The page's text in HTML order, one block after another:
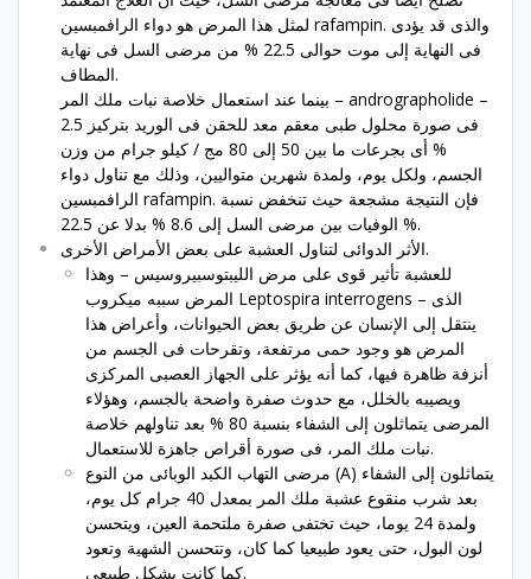
لمثل هذا المرض هو دواء الرافمبسين rafampin. والذى قد يؤدى
فى النهاية إلى موت حوالى 22.5 % من مرضى السل فى نهاية
المطاف.
بينما عند استعمال خلاصة نبات ملك المر – andrographolide –
فى صورة محلول طبى معقم معد للحقن فى الوريد بتركيز 2.5
% أى بجرعات ما بين 50 إلى 80 مج / كيلو جرام من وزن
الجسم، ولكل يوم، ولمدة شهرين متواليين، وذلك مع تناول دواء
الرافمبسين rafampin. فإن النتيجة مشجعة حيث تنخفض نسبة
الوفيات بين مرضى السل إلى 8.6 % بدلا عن 22.5 %.
الأثر الدوائى لتناول العشبة على بعض الأمراض الأخرى.
للعشبة تأثير قوى على مرض الليبتوسبيروسيس – وهذا
المرض سببه ميكروب Leptospira interrogens – الذى
ينتقل إلى الإنسان عن طريق بعض الحيوانات، وأعراض هذا
المرض هو وجود حمى مرتفعة، وتقرحات فى الجسم من
أنزفة ظاهرة فيها، كما أنه يؤثر على الجهاز العصبى المركزى
ويصيبه بالخلل، مع حدوث صفرة واضحة بالجسم، وهؤلاء
المرضى يتماثلون إلى الشفاء بنسبة 80 % بعد تناولهم خلاصة
نبات ملك المر، فى صورة أقراص جاهزة للاستعمال.
مرضى التهاب الكبد الوبائى من النوع (A) يتماثلون إلى الشفاء
بعد شرب منقوع عشبة ملك المر بمعدل 40 جرام كل يوم،
ولمدة 24 يوما، حيث تختفى صفرة ملتحمة العين، ويتحسن
لون البول، حتى يعود طبيعيا كما كان، وتتحسن الشهية وتعود
كما كانت بشكل طبيعى.